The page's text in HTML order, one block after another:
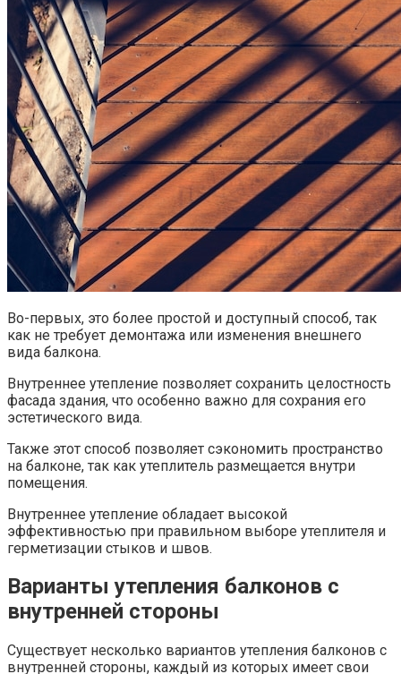
Во-первых, это более простой и доступный способ, так
как не требует демонтажа или изменения внешнего
вида балкона.​
Внутреннее утепление позволяет сохранить целостность
фасада здания, что особенно важно для сохрания его
эстетического вида.​
Также этот способ позволяет сэкономить пространство
на балконе, так как утеплитель размещается внутри
помещения.
Внутреннее утепление обладает высокой
эффективностью при правильном выборе утеплителя и
герметизации стыков и швов.​
Варианты утепления балконов с
внутренней стороны
Существует несколько вариантов утепления балконов с
внутренней стороны, каждый из которых имеет свои